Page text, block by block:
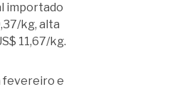
importado
kg, alta
11,67/kg.
fevereiro e